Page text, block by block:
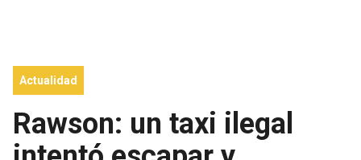
Actualidad
Rawson: un taxi ilegal